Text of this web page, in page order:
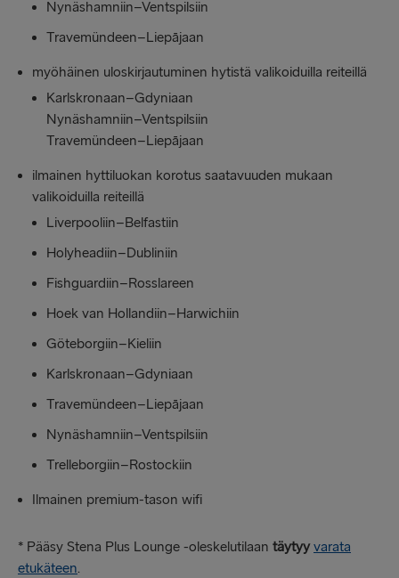
Nynäshamniin–Ventspilsiin
Travemündeen–Liepājaan
myöhäinen uloskirjautuminen hytistä valikoiduilla reiteillä
Karlskronaan–Gdyniaan
Nynäshamniin–Ventspilsiin
Travemündeen–Liepājaan
ilmainen hyttiluokan korotus saatavuuden mukaan
valikoiduilla reiteillä
Liverpooliin–Belfastiin
Holyheadiin–Dubliniin
Fishguardiin–Rosslareen
Hoek van Hollandiin–Harwichiin
Göteborgiin–Kieliin
Karlskronaan–Gdyniaan
Travemündeen–Liepājaan
Nynäshamniin–Ventspilsiin
Trelleborgiin–Rostockiin
Ilmainen premium-tason wifi
* Pääsy Stena Plus Lounge -oleskelutilaan täytyyvarata
etukäteen.